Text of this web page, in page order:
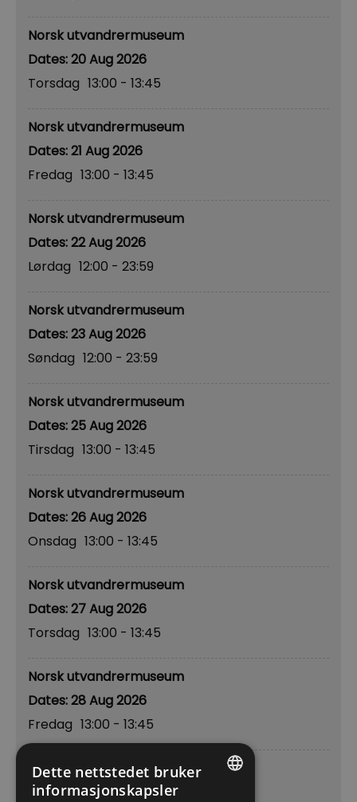
Norsk utvandrermuseum
20 Aug 2026
Torsdag 13:00 - 13:45
Norsk utvandrermuseum
21 Aug 2026
Fredag 13:00 - 13:45
Norsk utvandrermuseum
22 Aug 2026
Lørdag 12:00 - 23:59
Norsk utvandrermuseum
23 Aug 2026
Søndag 12:00 - 23:59
Norsk utvandrermuseum
25 Aug 2026
Tirsdag 13:00 - 13:45
Norsk utvandrermuseum
26 Aug 2026
Onsdag 13:00 - 13:45
Norsk utvandrermuseum
27 Aug 2026
Torsdag 13:00 - 13:45
Norsk utvandrermuseum
28 Aug 2026
Fredag 13:00 - 13:45
Norsk utvandrermuseum
29 Aug 2026
Dette nettstedet bruker
informasjonskapsler